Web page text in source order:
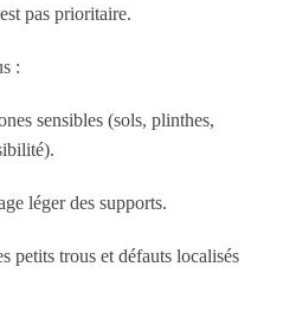
pas prioritaire.
:
sensibles (sols, plinthes,
léger des supports.
petits trous et défauts localisés